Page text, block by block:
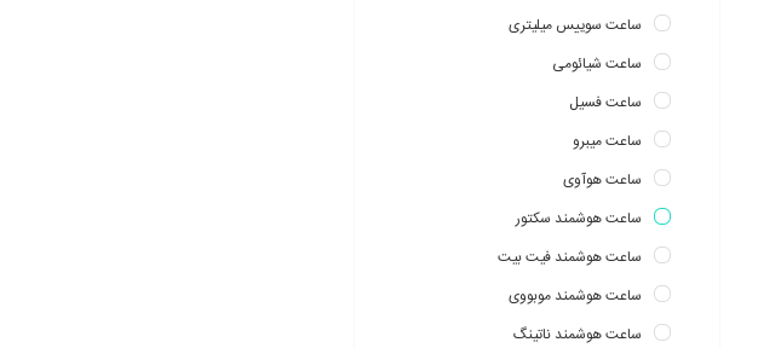
ساعت سوییس میلیتری
ساعت شیائومی
ساعت فسیل
ساعت میبرو
ساعت هوآوی
ساعت هوشمند سکتور
ساعت هوشمند فیت بیت
ساعت هوشمند موبووی
ساعت هوشمند ناتینگ